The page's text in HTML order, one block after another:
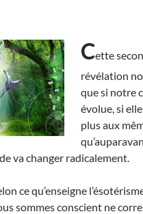
Cette
révélation
que si notre
évolue, si
plus aux
va changer radicalement.
ce qu’enseigne
sommes conscient ne